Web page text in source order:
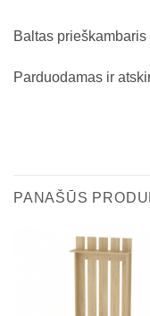
Baltas
Parduodamas ir
PANAŠŪS